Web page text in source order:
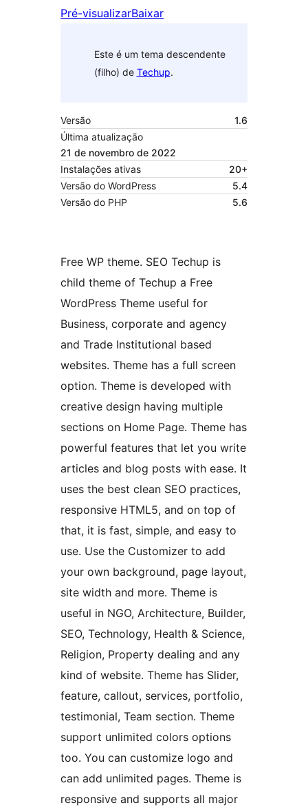
Pré-visualizarBaixar
Este é um tema descendente
(filho) de Techup.
Versão
1.6
Última atualização
21 de novembro de 2022
Instalações ativas
20+
Versão do WordPress
5.4
Versão do PHP
5.6
Free WP theme. SEO Techup is
child theme of Techup a Free
WordPress Theme useful for
Business, corporate and agency
and Trade Institutional based
websites. Theme has a full screen
option. Theme is developed with
creative design having multiple
sections on Home Page. Theme has
powerful features that let you write
articles and blog posts with ease. It
uses the best clean SEO practices,
responsive HTML5, and on top of
that, it is fast, simple, and easy to
use. Use the Customizer to add
your own background, page layout,
site width and more. Theme is
useful in NGO, Architecture, Builder,
SEO, Technology, Health & Science,
Religion, Property dealing and any
kind of website. Theme has Slider,
feature, callout, services, portfolio,
testimonial, Team section. Theme
support unlimited colors options
too. You can customize logo and
can add unlimited pages. Theme is
responsive and supports all major